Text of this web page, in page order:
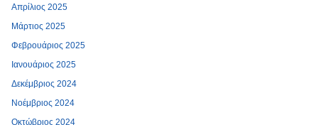
Απρίλιος 2025
Μάρτιος 2025
Φεβρουάριος 2025
Ιανουάριος 2025
Δεκέμβριος 2024
Νοέμβριος 2024
Οκτώβριος 2024